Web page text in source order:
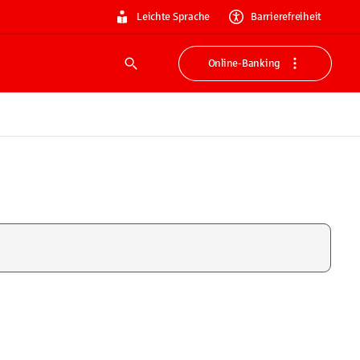
Leichte Sprache Barrierefreiheit
Suche
Online-Banking